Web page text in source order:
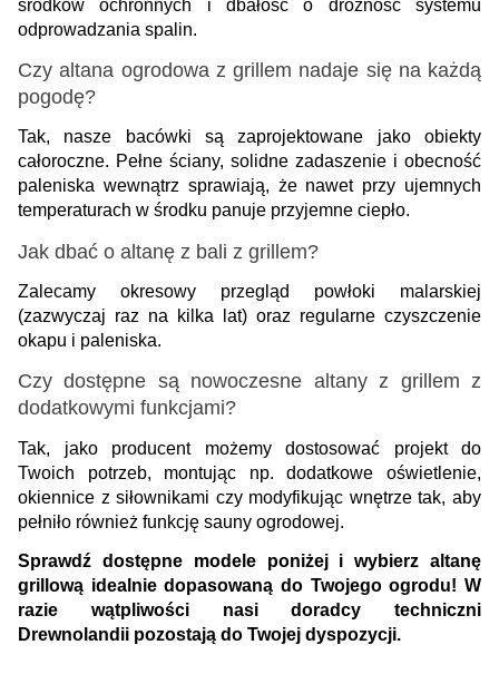
środków ochronnych i dbałość o drożność systemu
odprowadzania spalin.
Czy altana ogrodowa z grillem nadaje się na każdą
pogodę?
Tak, nasze bacówki są zaprojektowane jako obiekty
całoroczne. Pełne ściany, solidne zadaszenie i obecność
paleniska wewnątrz sprawiają, że nawet przy ujemnych
temperaturach w środku panuje przyjemne ciepło.
Jak dbać o altanę z bali z grillem?
Zalecamy okresowy przegląd powłoki malarskiej
(zazwyczaj raz na kilka lat) oraz regularne czyszczenie
okapu i paleniska.
Czy dostępne są nowoczesne altany z grillem z
dodatkowymi funkcjami?
Tak, jako producent możemy dostosować projekt do
Twoich potrzeb, montując np. dodatkowe oświetlenie,
okiennice z siłownikami czy modyfikując wnętrze tak, aby
pełniło również funkcję sauny ogrodowej.
Sprawdź dostępne modele poniżej i wybierz altanę
grillową idealnie dopasowaną do Twojego ogrodu! W
razie wątpliwości nasi doradcy techniczni
Drewnolandii pozostają do Twojej dyspozycji.